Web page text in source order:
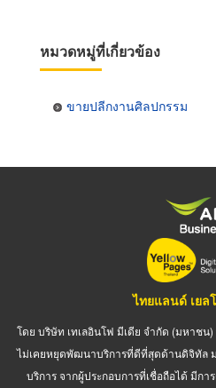
หมวดหมู่ที่เกี่ยวข้อง
ขายปลีกงานศิลปกรรม
ไทยแลนด์ เยล
โดย บริษัท เทเลอินโฟ มีเดีย จำกัด (มหาชน)
ไม่เคยหยุดพัฒนาบริการที่ดีที่สุดด้านดิจิทัล
บริการ จากผู้ประกอบการที่เชื่อถือได้ มีก